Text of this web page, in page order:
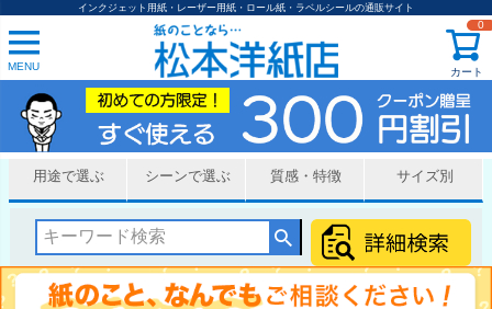
インクジェット用紙・レーザー用紙・ロール紙・ラベルシールの通販サイト
MENU カート
0
用途で選ぶ シーンで選ぶ 質感・特徴 サイズ別